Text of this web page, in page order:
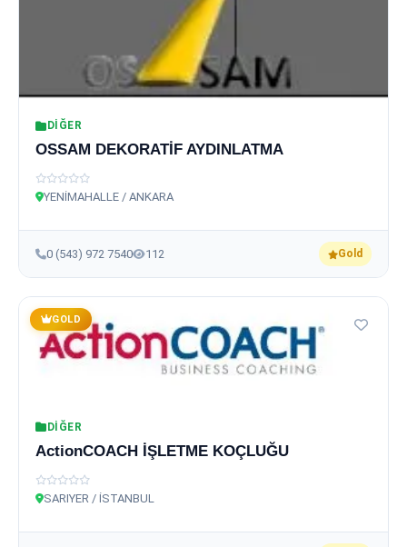
DIĞER
OSSAM DEKORATİF AYDINLATMA
YENİMAHALLE / ANKARA
0 (543) 972 7540 112 Gold
GOLD
DIĞER
ActionCOACH İŞLETME KOÇLUĞU
SARIYER / İSTANBUL